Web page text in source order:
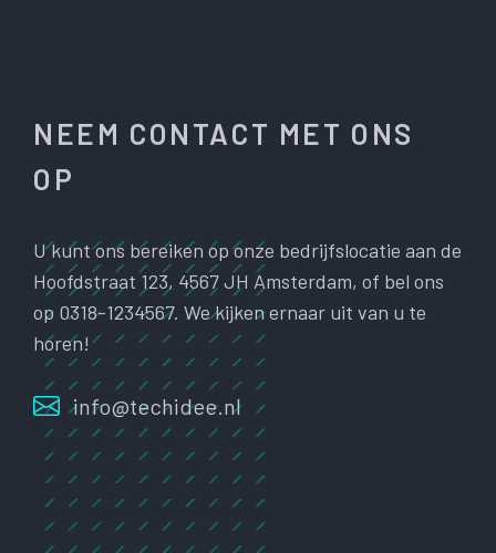
NEEM CONTACT MET ONS
OP
U kunt ons bereiken op onze bedrijfslocatie aan de
Hoofdstraat 123, 4567 JH Amsterdam, of bel ons
op 0318-1234567. We kijken ernaar uit van u te
horen!
info@techidee.nl